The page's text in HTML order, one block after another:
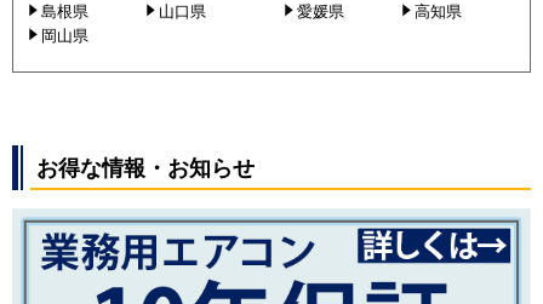
島根県
山口県
岡山県
愛媛県
高知県
お得な情報・お知らせ